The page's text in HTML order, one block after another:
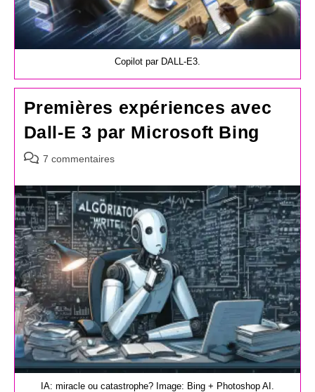
Copilot par DALL-E3.
Premières expériences avec
Dall-E 3 par Microsoft Bing
Commentaires
la
publication :
7 commentaires
IA: miracle ou catastrophe? Image: Bing + Photoshop AI.